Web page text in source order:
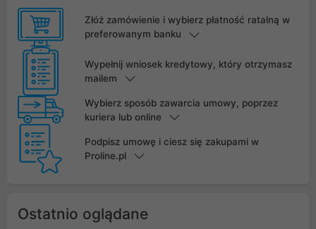
Złóż zamówienie i wybierz płatność ratalną w
preferowanym banku
Wypełnij wniosek kredytowy, który otrzymasz
mailem
Wybierz sposób zawarcia umowy, poprzez
kuriera lub online
Podpisz umowę i ciesz się zakupami w
Proline.pl
Ostatnio oglądane